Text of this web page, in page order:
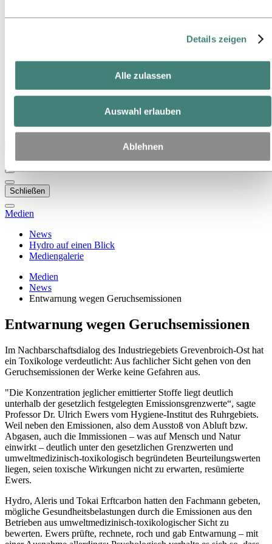
welche Drittanbieter es sich handelt.
Details zeigen
Alle zulassen
Auswahl erlauben
Ablehnen
Standorte in Deutschland
Standorte in der Schweiz
Schließen
Medien
News
Hydro auf einen Blick
Mediengalerie
Medien
News
Entwarnung wegen Geruchsemissionen
Entwarnung wegen Geruchsemissionen
Im Nachbarschaftsdialog des Industriegebiets Grevenbroich-Ost hat
ein Toxikologe verdeutlicht: Aus fachlicher Sicht gehen von den
Geruchsemissionen der Werke keine Gefahren aus.
"Die Konzentration jeglicher emittierter Stoffe liegt deutlich
unterhalb der gesetzlich festgelegten Emissionsgrenzwerte“, sagte
Professor Dr. Ulrich Ewers vom Hygiene-Institut des Ruhrgebiets.
Weil neben den Emissionen, also dem Ausstoß von Abluft bzw.
Abgasen, auch die Immissionen – was auf Mensch und Natur
einwirkt – deutlich unter den gesetzlichen Grenzwerten und
umweltmedizinisch-toxikologisch begründeten Beurteilungswerten
liegen, seien toxische Wirkungen nicht zu erwarten, resümierte
Ewers.
Hydro, Aleris und Tokai Erftcarbon hatten den Fachmann gebeten,
mögliche Gesundheitsbelastungen durch die Emissionen aus den
Betrieben aus umweltmedizinisch-toxikologischer Sicht zu
bewerten. Ewers prüfte, rechnete, roch und gab Entwarnung – mit